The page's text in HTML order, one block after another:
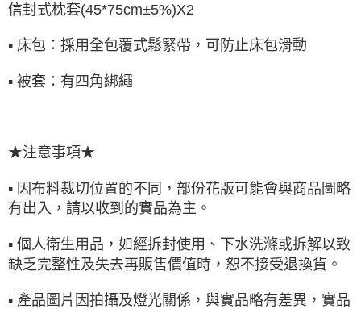
信封式枕套(45*75cm±5%)X2
▪ 床包：採用全包覆式鬆緊帶，可防止床包滑動
▪ 被套：有四角綁繩
★注意事項★
▪ 因布料裁切位置的不同，部份花版可能會與商品圖略
有出入，請以收到的實品為主。
▪ 個人衛生用品，如經拆封使用、下水洗滌或拆解以致
缺乏完整性及失去再販售價值時，恕不接受退換貨。
▪ 產品圖片因拍攝及燈光關係，與實品略有差異，實品